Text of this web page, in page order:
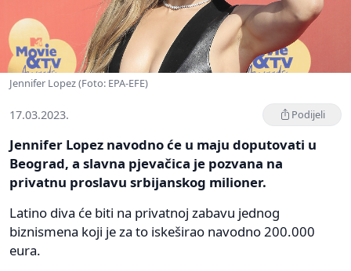
Jennifer Lopez (Foto: EPA-EFE)
17.03.2023. Podijeli
Jennifer Lopez navodno će u maju doputovati u
Beograd, a slavna pjevačica je pozvana na
privatnu proslavu srbijanskog milioner.
Latino diva će biti na privatnoj zabavu jednog
biznismena koji je za to iskeširao navodno 200.000
eura.